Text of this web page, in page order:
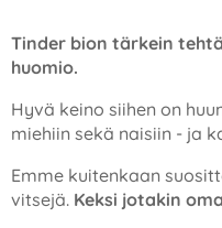
Tinder bion tärkein
huomio.
Hyvä keino siihen on
miehiin sekä naisiin - ja
Emme kuitenkaan
vitsejä. Keksi jotakin